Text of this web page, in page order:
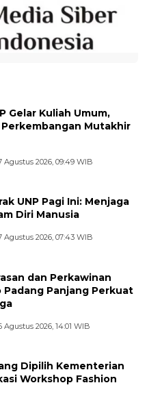
Gelar Kuliah Umum,
Perkembangan Mutakhir
Agustus 2026, 09:49 WIB
UNP Pagi Ini: Menjaga
Diri Manusia
Agustus 2026, 07:43 WIB
dan Perkawinan
Padang Panjang Perkuat
Agustus 2026, 14:01 WIB
Dipilih Kementerian
Workshop Fashion